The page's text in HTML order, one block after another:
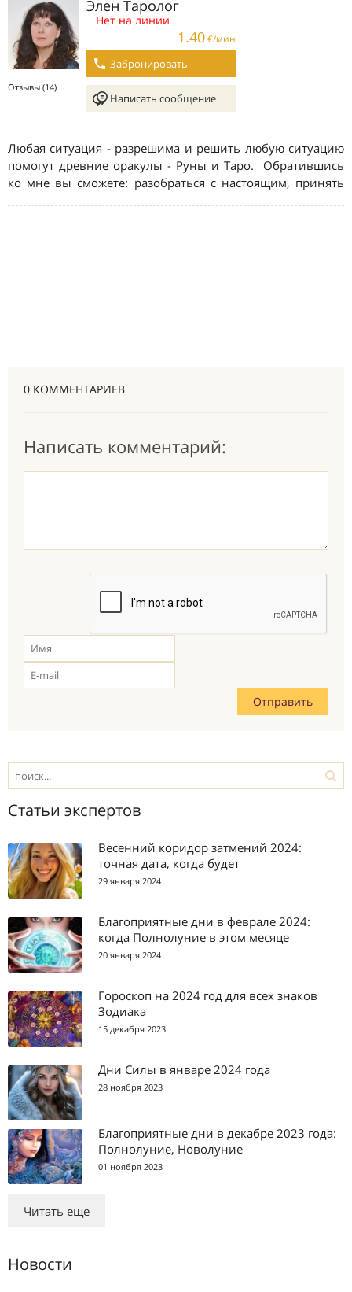
0 КОММЕНТАРИЕВ
Написать комментарий:
Статьи экспертов
Весенний коридор затмений 2024:
точная дата, когда будет
29 января 2024
Благоприятные дни в феврале 2024:
когда Полнолуние в этом месяце
20 января 2024
Гороскоп на 2024 год для всех знаков
Зодиака
15 декабря 2023
Дни Силы в январе 2024 года
28 ноября 2023
Благоприятные дни в декабре 2023 года:
Полнолуние, Новолуние
01 ноября 2023
Читать еще
Новости